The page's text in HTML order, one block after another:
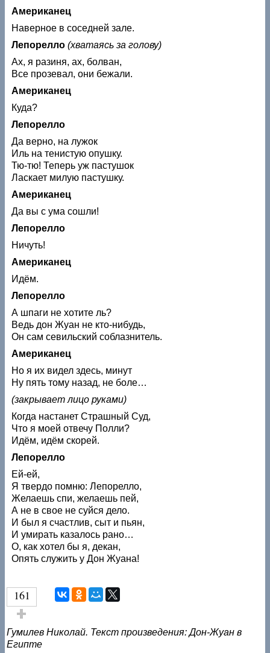
Американец
Наверное в соседней зале.
Лепорелло (хватаясь за голову)
Ах, я разиня, ах, болван,
Все прозевал, они бежали.
Американец
Куда?
Лепорелло
Да верно, на лужок
Иль на тенистую опушку.
Тю-тю! Теперь уж пастушок
Ласкает милую пастушку.
Американец
Да вы с ума сошли!
Лепорелло
Ничуть!
Американец
Идём.
Лепорелло
А шпаги не хотите ль?
Ведь дон Жуан не кто-нибудь,
Он сам севильский соблазнитель.
Американец
Но я их видел здесь, минут
Ну пять тому назад, не боле…
(закрывает лицо руками)
Когда настанет Страшный Суд,
Что я моей отвечу Полли?
Идём, идём скорей.
Лепорелло
Ей-ей,
Я твердо помню: Лепорелло,
Желаешь спи, желаешь пей,
А не в свое не суйся дело.
И был я счастлив, сыт и пьян,
И умирать казалось рано…
О, как хотел бы я, декан,
Опять служить у Дон Жуана!
161
Голос за!
Гумилев Николай. Текст произведения: Дон-Жуан в
Египте